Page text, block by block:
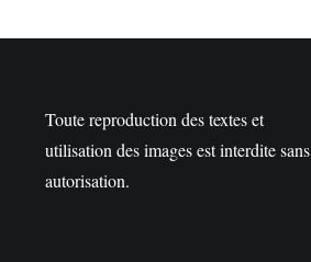
Toute reproduction des textes et
utilisation des images est interdite sans
autorisation.